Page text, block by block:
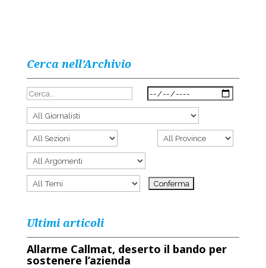
Cerca nell’Archivio
Ultimi articoli
Allarme Callmat, deserto il bando per
sostenere l’azienda